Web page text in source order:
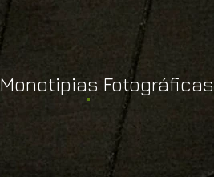
Monotipias Fotográficas